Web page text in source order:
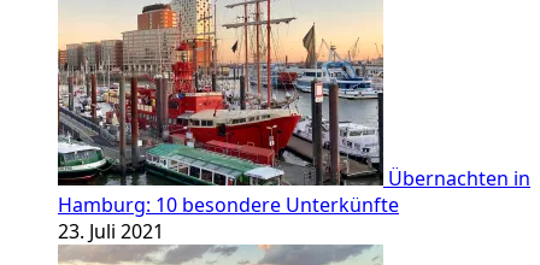
Übernachten in
Hamburg: 10 besondere Unterkünfte
23. Juli 2021